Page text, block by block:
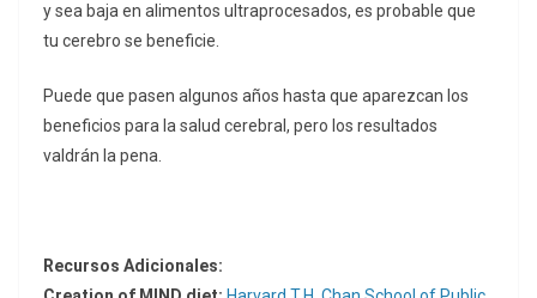
y sea baja en alimentos ultraprocesados, es probable que
tu cerebro se beneficie.
Puede que pasen algunos años hasta que aparezcan los
beneficios para la salud cerebral, pero los resultados
valdrán la pena.
Recursos Adicionales: